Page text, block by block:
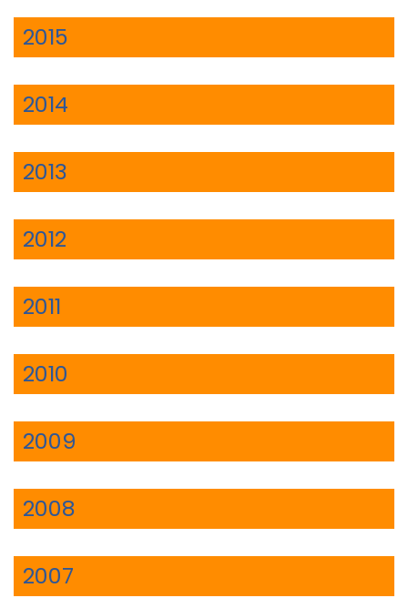
2015
2014
2013
2012
2011
2010
2009
2008
2007